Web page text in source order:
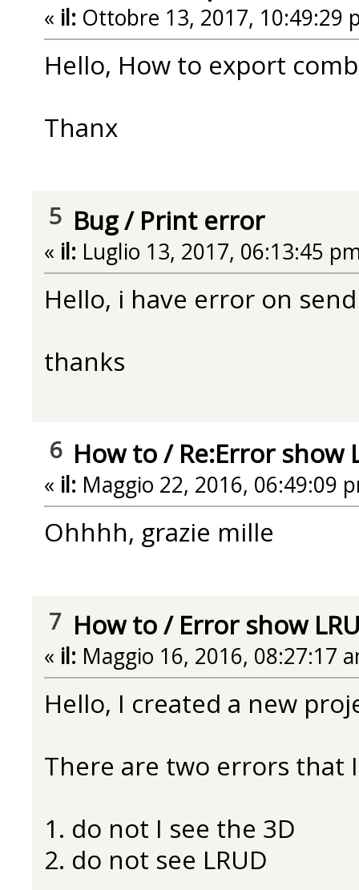
« il: Ottobre 13, 2017, 10:49:29
Hello, How to export
Thanx
5 Bug/ Print error
« il: Luglio 13, 2017, 06:13:45
Hello, i have error on
thanks
6 How to/ Re:Error show
« il: Maggio 22, 2016, 06:49:09
Ohhhh, grazie mille
7 How to/ Error show
« il: Maggio 16, 2016, 08:27:17
Hello, I created a new
There are two errors that
1. do not I see the 3D
2. do not see LRUD